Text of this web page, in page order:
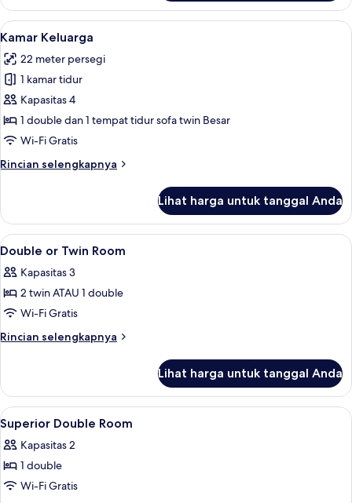
Kamar
Double
Superior
Lihat
semua
foto
untuk
Kamar
Keluarga
3
Kamar Keluarga
22 meter persegi
1 kamar tidur
Kapasitas 4
1 double dan 1 tempat tidur sofa twin Besar
Wi-Fi Gratis
Rincian selengkapnya
Rincian
Kamar
Keluarga
Lihat harga untuk tanggal Anda
Lihat
semua
foto
untuk
Double
or
Meja kerja, ruang kerja ramah
5
Double or Twin Room
Kapasitas 3
2 twin ATAU 1 double
Wi-Fi Gratis
Rincian selengkapnya
Rincian
Double
or
Twin
Room
Lihat harga untuk tanggal Anda
Lihat
semua
foto
untuk
Superior
Meja kerja, ruang kerja ramah
6
Superior Double Room
Kapasitas 2
1 double
Wi-Fi Gratis